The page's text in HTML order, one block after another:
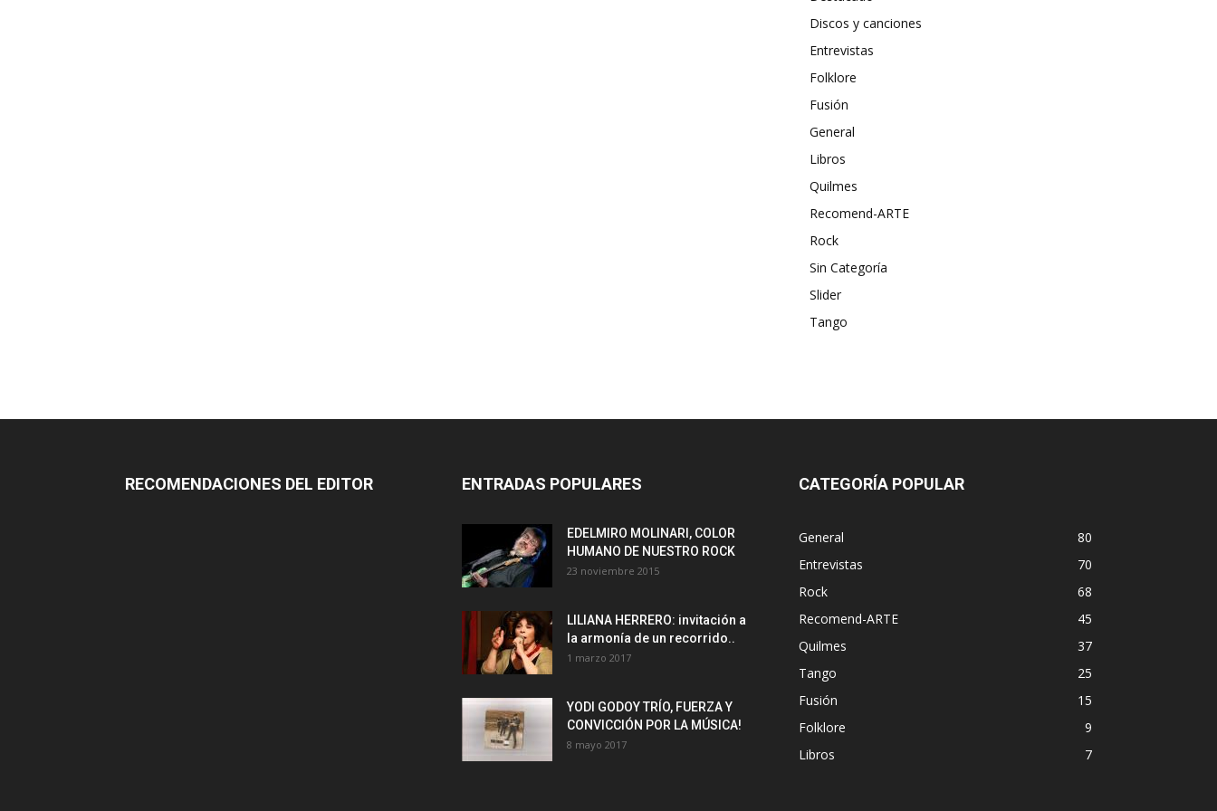
Discos y canciones
Entrevistas
Folklore
Fusión
General
Libros
Quilmes
Recomend-ARTE
Rock
Sin Categoría
Slider
Tango
RECOMENDACIONES DEL EDITOR ENTRADAS POPULARES
EDELMIRO MOLINARI, COLOR
HUMANO DE NUESTRO ROCK
23 noviembre 2015
LILIANA HERRERO: invitación a
la armonía de un recorrido..
1 marzo 2017
YODI GODOY TRÍO, FUERZA Y
CONVICCIÓN POR LA MÚSICA!
8 mayo 2017
CATEGORÍA POPULAR
General
80
Entrevistas
70
Rock
68
Recomend-ARTE
45
Quilmes
37
Tango
25
Fusión
15
Folklore
9
Libros
7